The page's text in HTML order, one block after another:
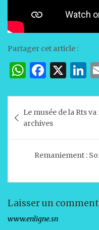
Partager cet article :
W
at
s
A
p
F
c
e
b
o
k
X
k
e
n
de
l’article
Le musée de la Rts
archives
Remaniement :
Laisser un
Votre adresse e-mail ne
Les champs obligatoires sont